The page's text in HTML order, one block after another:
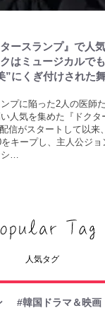
ースランプ』で人
はミュージカルで
”にくぎ付けされた
プに陥った2人の医師
人気を集めた『ドクタ
信がスタートして以来
キープし、主人公ジョ
シ…
人気タグ
#韓国ドラマ＆映画